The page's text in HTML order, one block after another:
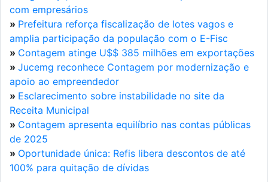
com empresários
» Prefeitura reforça fiscalização de lotes vagos e
amplia participação da população com o E-Fisc
» Contagem atinge U$$ 385 milhões em exportações
» Jucemg reconhece Contagem por modernização e
apoio ao empreendedor
» Esclarecimento sobre instabilidade no site da
Receita Municipal
» Contagem apresenta equilíbrio nas contas públicas
de 2025
» Oportunidade única: Refis libera descontos de até
100% para quitação de dívidas